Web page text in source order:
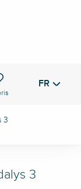
les favoris FR
3
3